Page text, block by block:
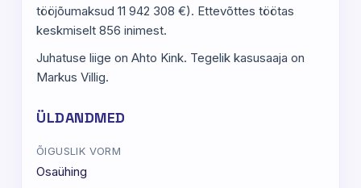
tööjõumaksud 11 942 308 €). Ettevõttes töötas
keskmiselt 856 inimest.
Juhatuse liige on Ahto Kink. Tegelik kasusaaja on
Markus Villig.
ÜLDANDMED
ÕIGUSLIK VORM
Osaühing